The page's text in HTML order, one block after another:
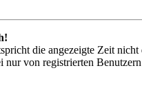
die angezeigte Zeit
nur von registrierten